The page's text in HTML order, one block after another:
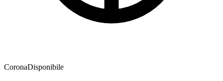
CoronaDisponibile